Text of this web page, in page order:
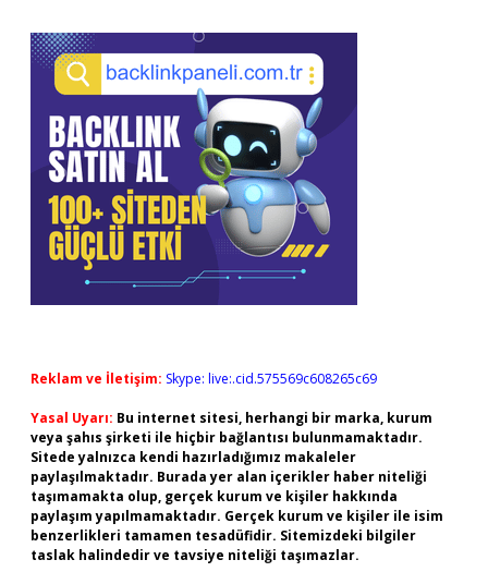
Reklam ve İletişim: Skype: live:.cid.575569c608265c69
Yasal Uyarı: Bu internet sitesi, herhangi bir marka, kurum
veya şahıs şirketi ile hiçbir bağlantısı bulunmamaktadır.
Sitede yalnızca kendi hazırladığımız makaleler
paylaşılmaktadır. Burada yer alan içerikler haber niteliği
taşımamakta olup, gerçek kurum ve kişiler hakkında
paylaşım yapılmamaktadır. Gerçek kurum ve kişiler ile isim
benzerlikleri tamamen tesadüfidir. Sitemizdeki bilgiler
taslak halindedir ve tavsiye niteliği taşımazlar.